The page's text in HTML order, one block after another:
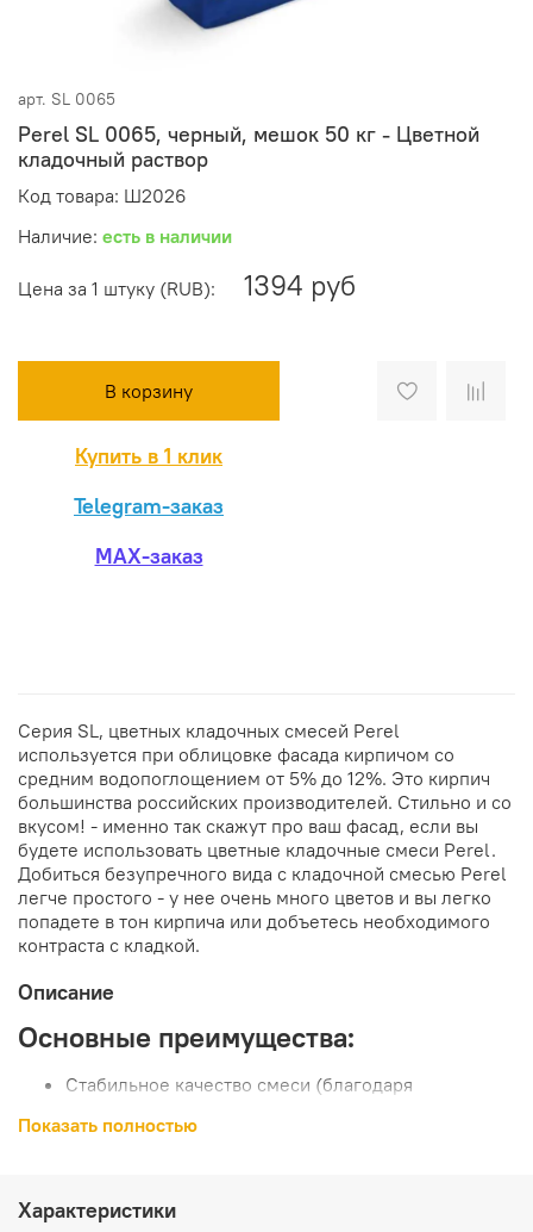
арт. SL 0065
Perel SL 0065, черный, мешок 50 кг - Цветной
кладочный раствор
Код товара: Ш2026
Наличие: есть в наличии
Цена за 1 штуку (RUB): 1394 руб
В корзину
Купить в 1 клик
Telegram-заказ
MAX-заказ
Серия SL, цветных кладочных смесей Perel
используется при облицовке фасада кирпичом со
средним водопоглощением от 5% до 12%. Это кирпич
большинства российских производителей. Стильно и со
вкусом! - именно так скажут про ваш фасад, если вы
будете использовать цветные кладочные смеси Perel.
Добиться безупречного вида с кладочной смесью Perel
легче простого - у нее очень много цветов и вы легко
попадете в тон кирпича или добъетесь необходимого
контраста с кладкой.
Описание
Основные преимущества:
Стабильное качество смеси (благодаря
Легкое приготовление и использование раствора;
Быстрый набор прочности
Показать полностью
Характеристики